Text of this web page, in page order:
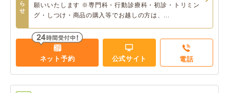
ら
せ
願いいたします ※専門科・行動診療科・初診・トリミン
グ・しつけ・商品の購入等でお越しの方は、...
ネット予約 公式サイト 電話